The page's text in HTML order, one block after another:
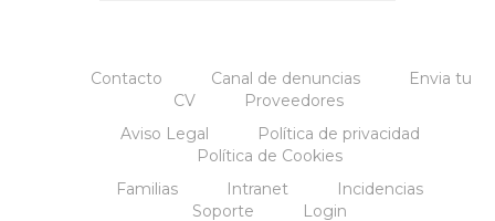
Contacto Canal de denuncias
Envia tu
CV
Proveedores
Aviso Legal
Política de privacidad
Política de Cookies
Familias
Intranet
Incidencias
Soporte
Login